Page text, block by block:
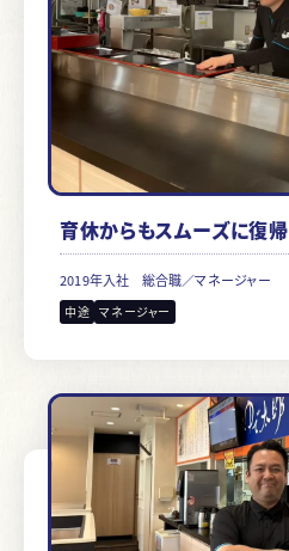
育休からもスムーズに復帰
2019年入社 総合職／マネージャー
中途 マネージャー